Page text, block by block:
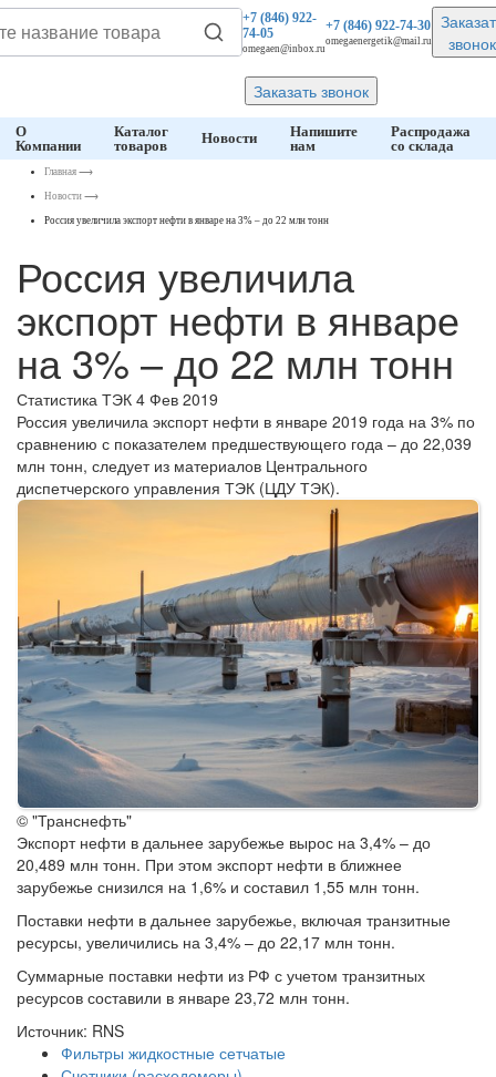
+7 (846)922-
74-05
omegaen@inbox.ru
+7 (846)922-74-30
omegaenergetik@mail.ru
звонок
Заказать звонок
О
Компании
Каталог
товаров
Новости
Напишите
нам
Распродажа
со склада
Главная ⟶
Новости ⟶
Россия увеличила экспорт нефти в январе на 3% – до 22 млн тонн
Россия увеличила
экспорт нефти в январе
на 3% – до 22 млн тонн
Статистика ТЭК 4 Фев 2019
Россия увеличила экспорт нефти в январе 2019 года на 3% по
сравнению с показателем предшествующего года – до 22,039
млн тонн, следует из материалов Центрального
диспетчерского управления ТЭК (ЦДУ ТЭК).
© "Транснефть"
Экспорт нефти в дальнее зарубежье вырос на 3,4% – до
20,489 млн тонн. При этом экспорт нефти в ближнее
зарубежье снизился на 1,6% и составил 1,55 млн тонн.
Поставки нефти в дальнее зарубежье, включая транзитные
ресурсы, увеличились на 3,4% – до 22,17 млн тонн.
Суммарные поставки нефти из РФ с учетом транзитных
ресурсов составили в январе 23,72 млн тонн.
Источник: RNS
Фильтры жидкостные сетчатые